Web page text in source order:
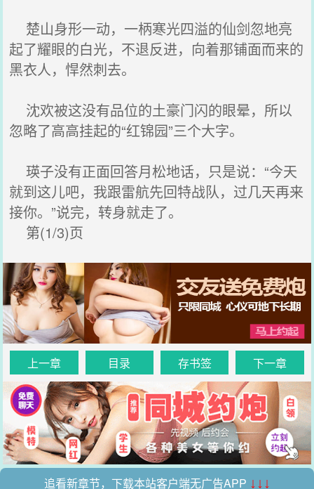
楚山身形一动，一柄寒光四溢的仙剑忽地亮
起了耀眼的白光，不退反进，向着那铺面而来的
黑衣人，悍然刺去。
沈欢被这没有品位的土豪门闪的眼晕，所以
忽略了高高挂起的“红锦园”三个大字。
瑛子没有正面回答月松地话，只是说：“今天
就到这儿吧，我跟雷航先回特战队，过几天再来
接你。”说完，转身就走了。
第(1/3)页
上一章 目录 存书签 下一章
追看新章节，下载本站客户端无广告APP ↓↓↓